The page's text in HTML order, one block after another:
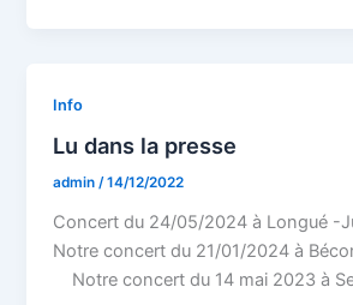
Info
Lu dans la presse
admin/14/12/2022
Concert du 24/05/2024 à
Notre concert du 21/01/2024 à
Notre concert du 14 mai 2023 à